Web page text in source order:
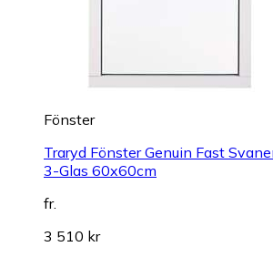
Fönster
Traryd Fönster Genuin Fast
3-Glas 60x60cm
fr.
3 510 kr